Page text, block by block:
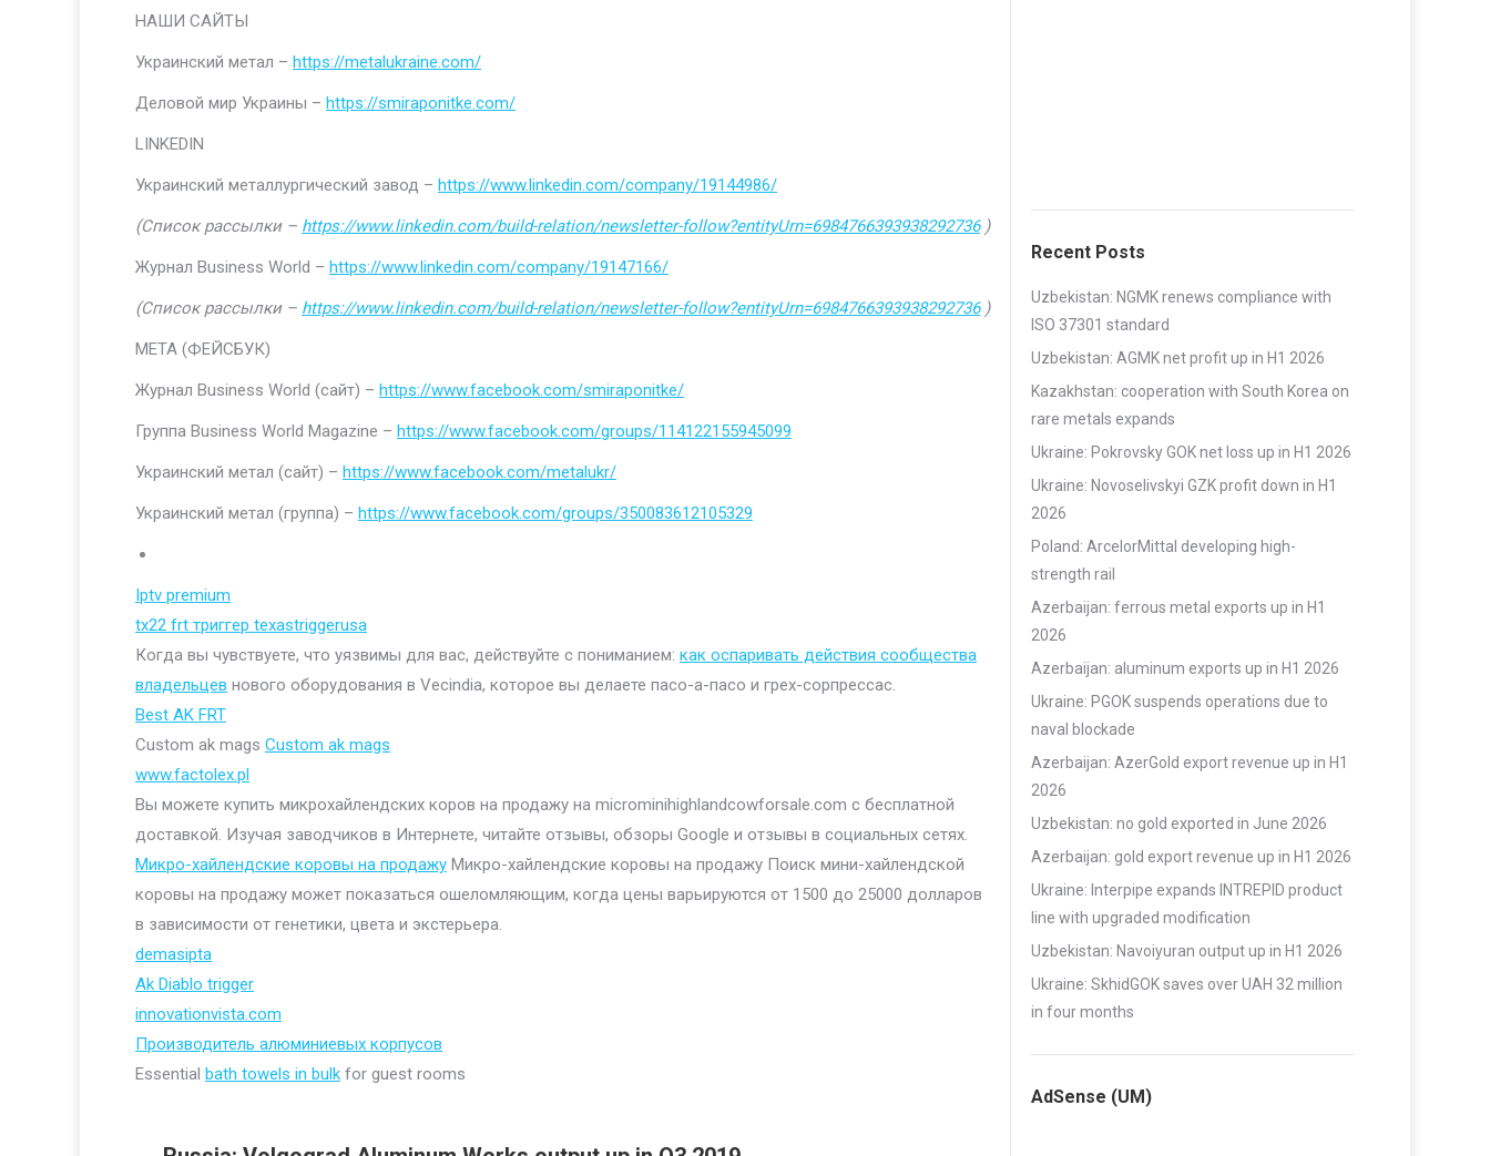
НАШИ САЙТЫ
Украинский метал – https://metalukraine.com/
Деловой мир Украины – https://smiraponitke.com/
LINKEDIN
Украинский металлургический завод – https://www.linkedin.com/company/19144986/
(Список рассылки – https://www.linkedin.com/build-relation/newsletter-follow?entityUrn=6984766393938292736)
Журнал Business World – https://www.linkedin.com/company/19147166/
(Список рассылки – https://www.linkedin.com/build-relation/newsletter-follow?entityUrn=6984766393938292736)
МЕТА (ФЕЙСБУК)
Журнал Business World (сайт) – https://www.facebook.com/smiraponitke/
Группа Business World Magazine – https://www.facebook.com/groups/114122155945099
Украинский метал (сайт) – https://www.facebook.com/metalukr/
Украинский метал (группа) – https://www.facebook.com/groups/350083612105329
Iptv premium
tx22 frt триггер texastriggerusa
Когда вы чувствуете, что уязвимы для вас, действуйте с пониманием: как оспаривать действия сообщества
владельцев нового оборудования в Vecindia, которое вы делаете пасо-а-пасо и грех-сорпрессас.
Best AK FRT
Custom ak mags Custom ak mags
www.factolex.pl
Вы можете купить микрохайлендских коров на продажу на microminihighlandcowforsale.com с бесплатной
доставкой. Изучая заводчиков в Интернете, читайте отзывы, обзоры Google и отзывы в социальных сетях.
Микро-хайлендские коровы на продажу Микро-хайлендские коровы на продажу Поиск мини-хайлендской
коровы на продажу может показаться ошеломляющим, когда цены варьируются от 1500 до 25000 долларов
в зависимости от генетики, цвета и экстерьера.
demasipta
Ak Diablo trigger
innovationvista.com
Производитель алюминиевых корпусов
Essential bath towels in bulk for guest rooms
Recent Posts
Uzbekistan: NGMK renews compliance with
ISO 37301 standard
Uzbekistan: AGMK net profit up in H1 2026
Kazakhstan: cooperation with South Korea on
rare metals expands
Ukraine: Pokrovsky GOK net loss up in H1 2026
Ukraine: Novoselivskyi GZK profit down in H1
2026
Poland: ArcelorMittal developing high-
strength rail
Azerbaijan: ferrous metal exports up in H1
2026
Azerbaijan: aluminum exports up in H1 2026
Ukraine: PGOK suspends operations due to
naval blockade
Azerbaijan: AzerGold export revenue up in H1
2026
Uzbekistan: no gold exported in June 2026
Azerbaijan: gold export revenue up in H1 2026
Ukraine: Interpipe expands INTREPID product
line with upgraded modification
Uzbekistan: Navoiyuran output up in H1 2026
Ukraine: SkhidGOK saves over UAH 32 million
in four months
AdSense (UM)